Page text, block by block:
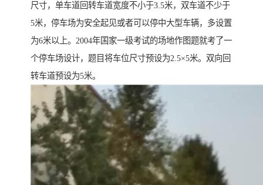
尺寸，单车道回转车道宽度不小于3.5米，双车道不少于
5米，停车场为安全起见或者可以停中大型车辆，多设置
为6米以上。2004年国家一级考试的场地作图题就考了一
个停车场设计，题目将车位尺寸预设为2.5×5米。双向回
转车道预设为5米。